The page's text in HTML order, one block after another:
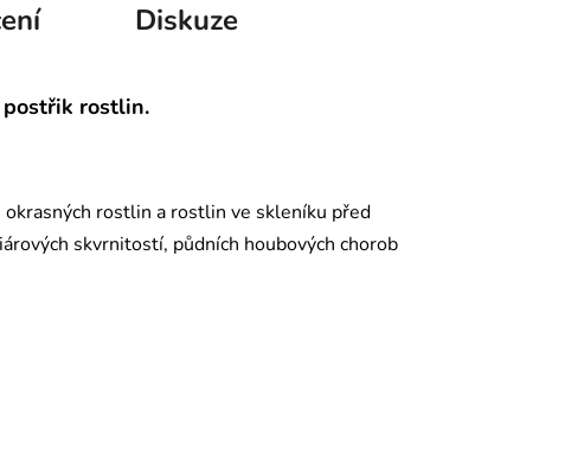
Diskuze
postřik rostlin.
rostlin a rostlin ve skleníku před
skvrnitostí, půdních houbových chorob